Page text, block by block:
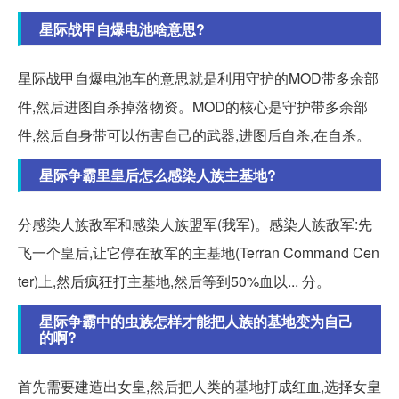
星际战甲自爆电池啥意思?
星际战甲自爆电池车的意思就是利用守护的MOD带多余部
件,然后进图自杀掉落物资。MOD的核心是守护带多余部
件,然后自身带可以伤害自己的武器,进图后自杀,在自杀。
星际争霸里皇后怎么感染人族主基地?
分感染人族敌军和感染人族盟军(我军)。感染人族敌军:先
飞一个皇后,让它停在敌军的主基地(Terran Command Cen
ter)上,然后疯狂打主基地,然后等到50%血以... 分。
星际争霸中的虫族怎样才能把人族的基地变为自己
的啊?
首先需要建造出女皇,然后把人类的基地打成红血,选择女皇